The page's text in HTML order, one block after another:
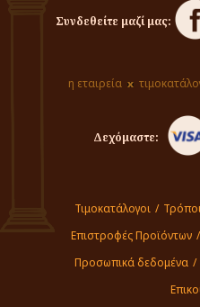
Συνδεθείτε μαζί μας:
η εταιρεία
Δεχόμαστε:
Τιμοκατάλογοι /
Επιστροφές Προϊόντων /
Προσωπικά δεδομένα /